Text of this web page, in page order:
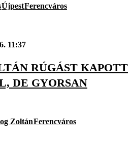
ÚjpestFerencváros
11:37
RÚGÁST KAPOTT
DE GYORSAN
ZoltánFerencváros